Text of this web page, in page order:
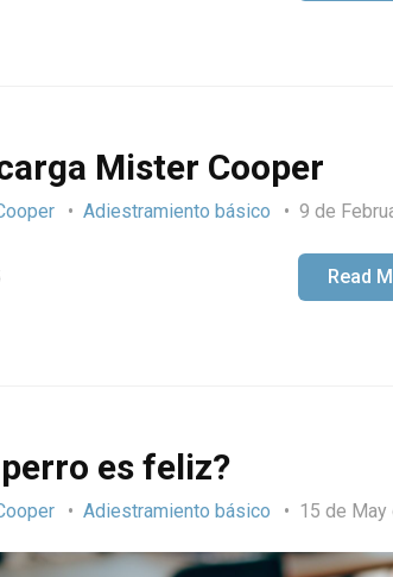
Mister Cooper
Adiestramiento básico 9 de
Read
es feliz?
Adiestramiento básico 15 de May